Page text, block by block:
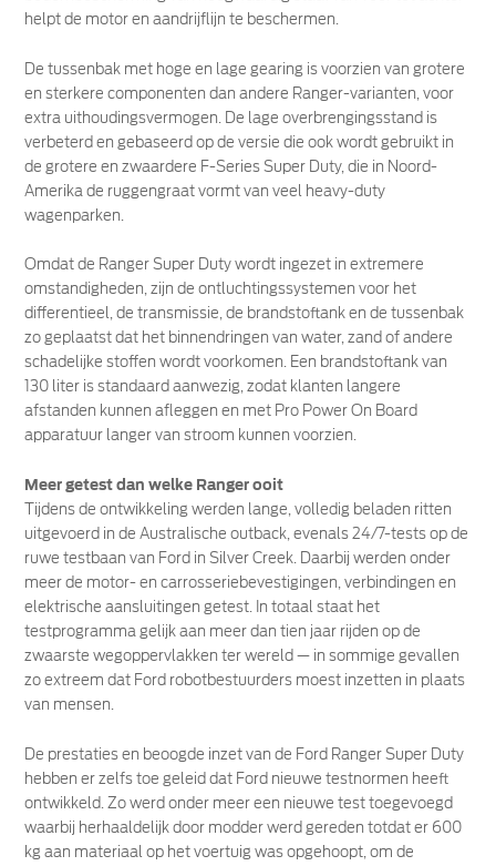
helpt de motor en aandrijflijn te beschermen.
De tussenbak met hoge en lage gearing is voorzien van grotere
en sterkere componenten dan andere Ranger-varianten, voor
extra uithoudingsvermogen. De lage overbrengingsstand is
verbeterd en gebaseerd op de versie die ook wordt gebruikt in
de grotere en zwaardere F-Series Super Duty, die in Noord-
Amerika de ruggengraat vormt van veel heavy-duty
wagenparken.
Omdat de Ranger Super Duty wordt ingezet in extremere
omstandigheden, zijn de ontluchtingssystemen voor het
differentieel, de transmissie, de brandstoftank en de tussenbak
zo geplaatst dat het binnendringen van water, zand of andere
schadelijke stoffen wordt voorkomen. Een brandstoftank van
130 liter is standaard aanwezig, zodat klanten langere
afstanden kunnen afleggen en met Pro Power On Board
apparatuur langer van stroom kunnen voorzien.
Meer getest dan welke Ranger ooit
Tijdens de ontwikkeling werden lange, volledig beladen ritten
uitgevoerd in de Australische outback, evenals 24/7-tests op de
ruwe testbaan van Ford in Silver Creek. Daarbij werden onder
meer de motor- en carrosseriebevestigingen, verbindingen en
elektrische aansluitingen getest. In totaal staat het
testprogramma gelijk aan meer dan tien jaar rijden op de
zwaarste wegoppervlakken ter wereld — in sommige gevallen
zo extreem dat Ford robotbestuurders moest inzetten in plaats
van mensen.
De prestaties en beoogde inzet van de Ford Ranger Super Duty
hebben er zelfs toe geleid dat Ford nieuwe testnormen heeft
ontwikkeld. Zo werd onder meer een nieuwe test toegevoegd
waarbij herhaaldelijk door modder werd gereden totdat er 600
kg aan materiaal op het voertuig was opgehoopt, om de